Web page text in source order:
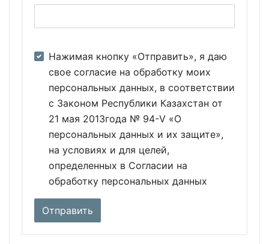
Нажимая кнопку «Отправить», я даю
свое согласие на обработку моих
персональных данных, в соответствии
с Законом Республики Казахстан от
21 мая 2013года № 94-V «О
персональных данных и их защите»,
на условиях и для целей,
определенных в Согласии на
обработку персональных данных